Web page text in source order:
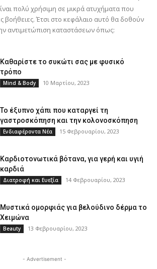
πολύ χρήσιμη σε μικρά ατυχήματα που
βοήθειες. Έτσι στο κεφάλαιο αυτό θα δοθούν
αντιμετώπιση καταστάσεων όπως:
Καθαρίστε το συκώτι σας με φυσικό
τρόπο
Mind & Body 10 Μαρτίου, 2023
Το έξυπνο χάπι που καταργεί τη
γαστροσκόπηση και την κολονοσκόπηση
Ενδιαφέροντα Νέα 15 Φεβρουαρίου, 2023
Καρδιοτονωτικά βότανα, για γερή και υγιή
καρδιά
Διατροφή και Ευεξία 14 Φεβρουαρίου, 2023
Μυστικά ομορφιάς για βελούδινο δέρμα το
Χειμώνα
Beauty 13 Φεβρουαρίου, 2023
- Advertisement -